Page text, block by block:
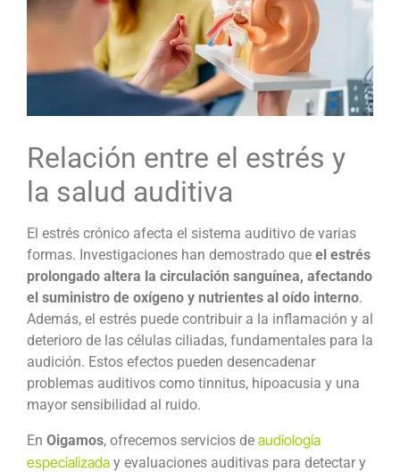
Relación entre el estrés y
la salud auditiva
El estrés crónico afecta el sistema auditivo de varias
formas. Investigaciones han demostrado que el estrés
prolongado altera la circulación sanguínea, afectando
el suministro de oxígeno y nutrientes al oído interno.
Además, el estrés puede contribuir a la inflamación y al
deterioro de las células ciliadas, fundamentales para la
audición. Estos efectos pueden desencadenar
problemas auditivos como tinnitus, hipoacusia y una
mayor sensibilidad al ruido.
En Oigamos, ofrecemos servicios de audiología
especializada y evaluaciones auditivas para detectar y